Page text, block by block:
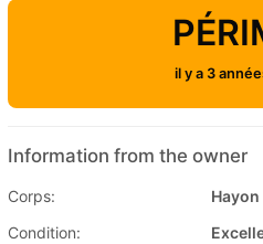
il y a 3
Information from the owner
Corps:
Condition: